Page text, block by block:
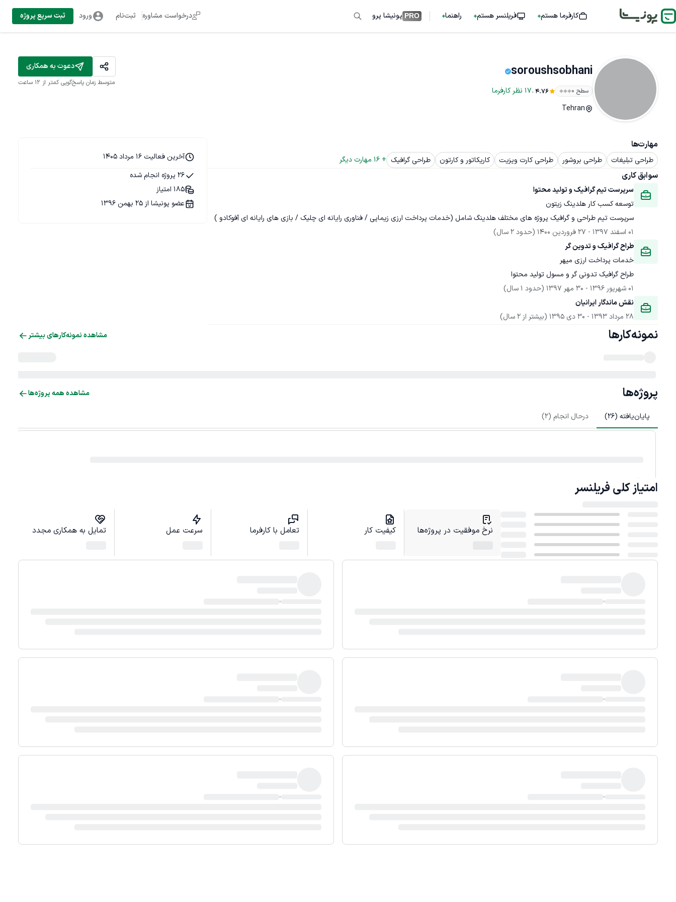
کارفرما هستم فریلنسر هستم راهنما PRO پونیشا پرو درخواست مشاوره ثبت‌نام ورود ثبت سریع پروژه
soroushsobhani
سطح ۰ 4.76
.
17 نظر کارفرما
Tehran
دعوت به همکاری
متوسط زمان پاسخ‌گویی کمتر از 12 ساعت
مهارت‌ها
طراحی تبلیغات طراحی بروشور طراحی کارت ویزیت کاریکاتور و کارتون طراحی گرافیک +
16 مهارت دیگر
سوابق کاری
سرپرست تیم گرافیک و تولید محتوا
توسعه کسب کار هلدینگ زیتون
سرپرست تیم طراحی و گرافیک پروژه های مختلف هلدینگ شامل (خدمات پرداخت ارزی زیماپی / فناوری رایانه ای چلیک / بازی های رایانه ای آفوکادو )
01 اسفند 1397
- 27 فروردین 1400
(حدود 2 سال)
طراح گرافیک و تدوین گر
خدمات پرداخت ارزی میهر
طراح گرافیک تدونی گر و مسول تولید محتوا
01 شهریور 1396
- 30 مهر 1397
(حدود 1 سال)
نقش ماندگار ایرانیان
28 مرداد 1393
- 30 دی 1395 (بیشتر از 2 سال)
آخرین فعالیت 16 مرداد 1405
26 پروژه انجام شده
185 امتیاز
عضو پونیشا از 25 بهمن 1396
نمونه‌کارها مشاهده نمونه‌کارهای بیشتر
پروژه‌ها مشاهده همه پروژه‌ها
پایان‌یافته (26
) درحال انجام (2
)
امتیاز کلی فریلنسر
نرخ موفقیت در پروژه‌ها کیفیت کار تعامل با کارفرما سرعت عمل تمایل به همکاری مجدد